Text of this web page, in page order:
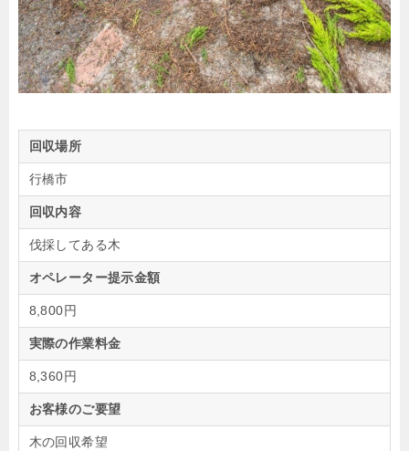
回収場所
行橋市
回収内容
伐採してある木
オペレーター提示金額
8,800円
実際の作業料金
8,360円
お客様のご要望
木の回収希望